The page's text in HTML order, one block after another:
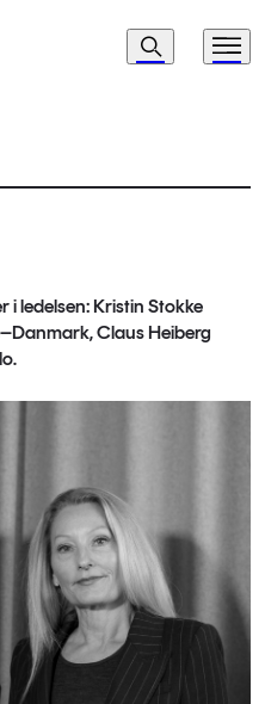
Navigasjon
Søk Meny
i ledelsen: Kristin Stokke
Claus Heiberg